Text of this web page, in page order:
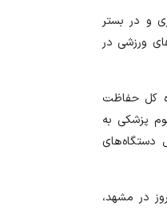
و در بستر
ورزشی در
کل حفاظت
پزشکی به
دستگاه‌های
در مشهد،